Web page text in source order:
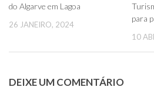
do Algarve em Lagoa
26 JANEIRO, 2024
para
10
DEIXE UM COMENTÁRIO